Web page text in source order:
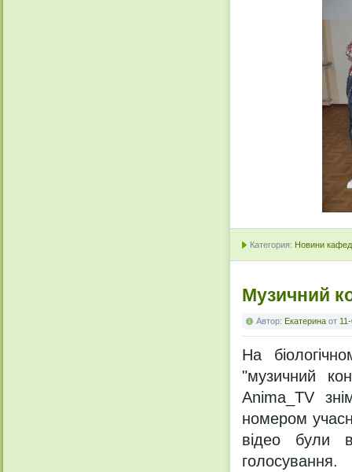
Категория: Новини
Музичний
Автор: Екатерина от
На
"музичний
Anima_TV
номером
відео були
голосування.